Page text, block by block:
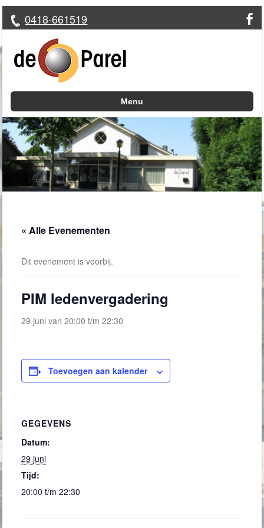
0418-661519
Menu
Skip to content
« Alle Evenementen
Dit evenement is voorbij.
PIM ledenvergadering
29 juni van 20:00 t/m 22:30
Toevoegen aan kalender
GEGEVENS
Datum:
29 juni
Tijd:
20:00 t/m 22:30